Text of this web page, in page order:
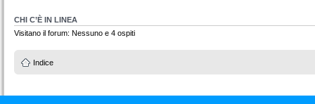
CHI C’È IN LINEA
Visitano il forum: Nessuno e 4 ospiti
Indice